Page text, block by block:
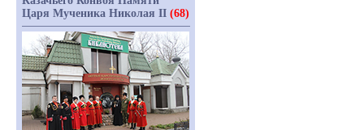
Царя Мученика Николая II (68)